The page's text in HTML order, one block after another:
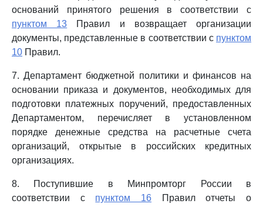
оснований принятого решения в соответствии с
пунктом 13 Правил и возвращает организации
документы, представленные в соответствии с пунктом
10 Правил.
7. Департамент бюджетной политики и финансов на
основании приказа и документов, необходимых для
подготовки платежных поручений, предоставленных
Департаментом, перечисляет в установленном
порядке денежные средства на расчетные счета
организаций, открытые в российских кредитных
организациях.
8. Поступившие в Минпромторг России в
соответствии с пунктом 16 Правил отчеты о